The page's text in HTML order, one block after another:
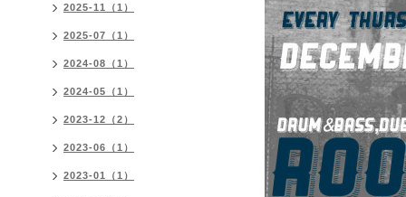
2025-11（1）
2025-07（1）
2024-08（1）
2024-05（1）
2023-12（2）
2023-06（1）
2023-01（1）